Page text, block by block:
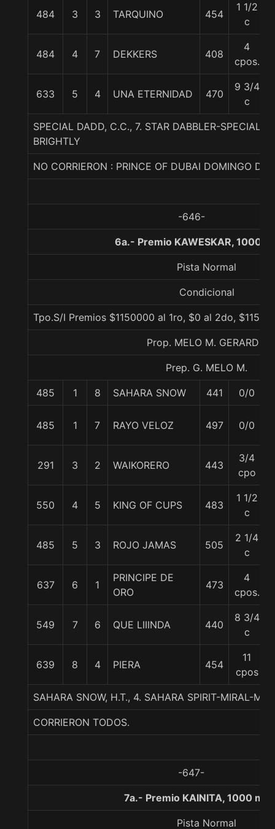
484 3 3 TARQUINO 454
1 1/2
c
484 4 7 DEKKERS 408
4
cpos.
633 5 4 UNA ETERNIDAD 470
9 3/4
c
SPECIAL DADD, C.C., 7. STAR DABBLER-SPECIAL
BRIGHTLY
NO CORRIERON : PRINCE OF DUBAI DOMINGO DE
-646-
6a.- Premio KAWESKAR, 1000
Pista Normal
Condicional
Tpo.S/I Premios $1150000 al 1ro, $0 al 2do,
Prop. MELO M. GERARDO
Prep. G. MELO M.
485 1 8 SAHARA SNOW 441 0/0
485 1 7 RAYO VELOZ 497 0/0
291 3 2 WAIKORERO 443
3/4
cpo
550 4 5 KING OF CUPS 483
1 1/2
c
485 5 3 ROJO JAMAS 505
2 1/4
c
637 6 1
PRINCIPE DE
ORO
473
4
cpos.
549 7 6 QUE LIIINDA 440
8 3/4
c
639 8 4 PIERA 454
11
cpos
SAHARA SNOW, H.T., 4. SAHARA SPIRIT-MIRAL-
CORRIERON TODOS.
-647-
7a.- Premio KAINITA, 1000
Pista Normal